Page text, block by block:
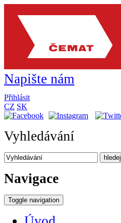
Napište nám
Přihlásit
CZ SK
Vyhledávání
hledej
Navigace
Toggle navigation